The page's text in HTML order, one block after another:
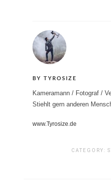
BY TYROSIZE
Kameramann / Fotograf /
Stiehlt gern anderen
www.Tyrosize.de
CATEGORY: